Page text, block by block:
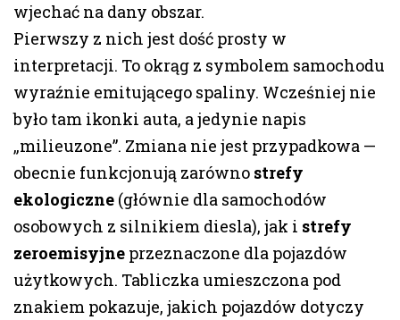
wjechać na dany obszar.
Pierwszy z nich jest dość prosty w
interpretacji. To okrąg z symbolem samochodu
wyraźnie emitującego spaliny. Wcześniej nie
było tam ikonki auta, a jedynie napis
„milieuzone”. Zmiana nie jest przypadkowa —
obecnie funkcjonują zarówno strefy
ekologiczne (głównie dla samochodów
osobowych z silnikiem diesla), jak i strefy
zeroemisyjne przeznaczone dla pojazdów
użytkowych. Tabliczka umieszczona pod
znakiem pokazuje, jakich pojazdów dotyczy